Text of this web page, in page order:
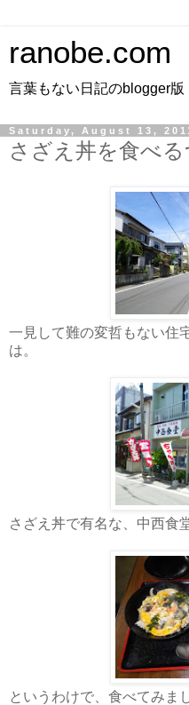
ranobe.com
言葉もない日記のblogger版
Saturday, August 13,
さざえ丼を食べ
一見して難の変哲もない住
は。
さざえ丼で有名な、中西食
というわけで、食べてみま